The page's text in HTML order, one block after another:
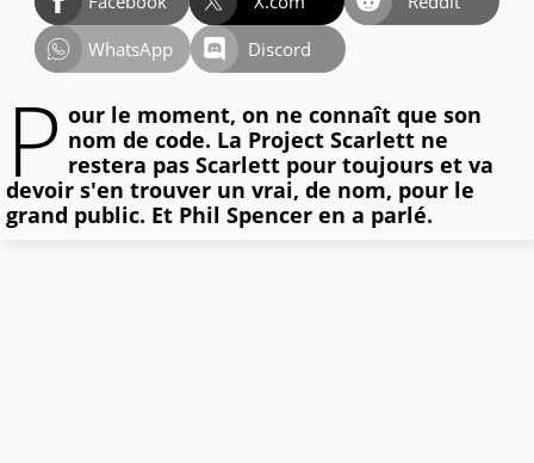
WhatsApp
Discord
P our le moment, on ne connaît que son
nom de code. La Project Scarlett ne
restera pas Scarlett pour toujours et va
devoir s'en trouver un vrai, de nom, pour le
grand public. Et Phil Spencer en a parlé.